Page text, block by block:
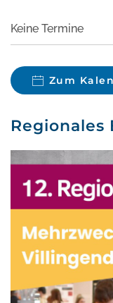
Keine Termine
Zum
Regionales